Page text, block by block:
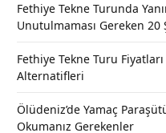
Fethiye Tekne Turunda
Unutulmaması Gereken 20
Fethiye Tekne Turu
Alternatifleri
Ölüdeniz’de Yamaç
Okumanız Gerekenler